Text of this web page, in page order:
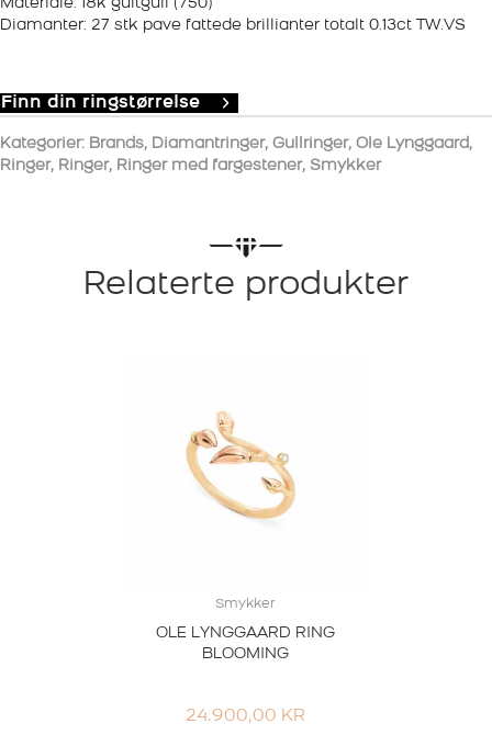
Materiale: 18k gultgull (750)
Diamanter: 27 stk pave fattede brillianter totalt 0.13ct TW.VS
Finn din ringstørrelse
Kategorier: Brands, Diamantringer, Gullringer, Ole Lynggaard,
Ringer, Ringer, Ringer med fargestener, Smykker
Relaterte produkter
Smykker
OLE LYNGGAARD RING
BLOOMING
24.900,00 KR